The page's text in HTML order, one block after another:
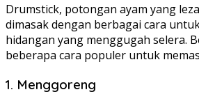
Drumstick, potongan ayam yang
dimasak dengan berbagai cara
hidangan yang menggugah selera.
beberapa cara populer untuk
1. Menggoreng